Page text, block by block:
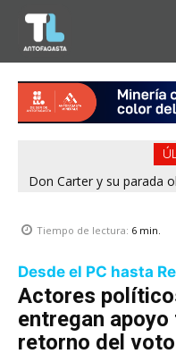
Don Carter y su parada
Tiempo de lectura: 6 min.
Desde el PC hasta
Actores
entregan apoyo
retorno del